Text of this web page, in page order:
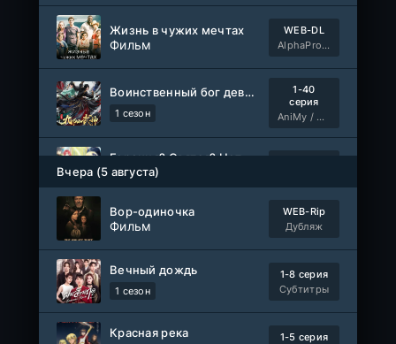
Жизнь в чужих мечтах
Фильм
WEB-DL
AlphaProject
Воинственный бог девяти солнц
1 сезон
1-40
серия
AniMy / RuChiMe
Героиня? Святая? Нет, я всемогущая горничная!
1 сезон
Один на один: Австралия
1-5 серия
Ultradox
Связанные судьбой
1-110
серия
Мыльные оперы Турции, AlisaDirilis, Субтитры
Вчера (5 августа)
Вор-одиночка
Фильм
WEB-Rip
Дубляж
Вечный дождь
1 сезон
1-8 серия
Субтитры
Красная река
1-5 серия